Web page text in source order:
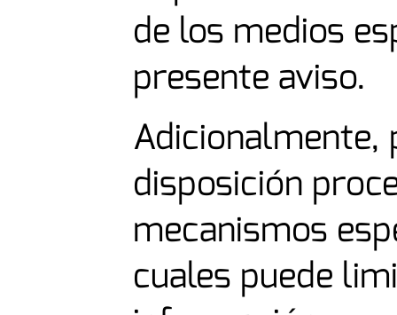
de los medios
presente aviso.
Adicionalmente,
disposición
mecanismos
cuales puede